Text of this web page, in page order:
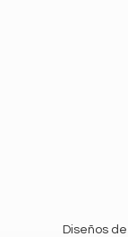
Diseños